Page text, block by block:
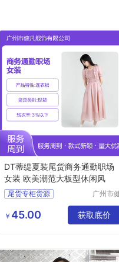
DT蒂缇夏装尾货商务通勤职场
女装 欧美潮范大板型休闲风
尾货专柜货源
商务通勤职场女装
女装
广州市
限公司
￥ 45.00 获取底价